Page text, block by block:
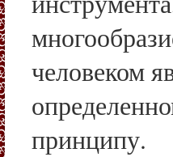
человеком
принципу.